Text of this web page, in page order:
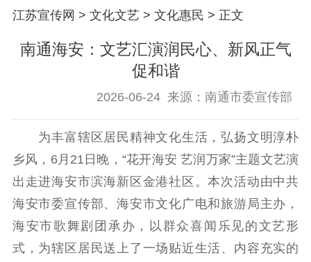
首页
江苏要闻
公示公告
信息公开年度报
告
政策法规
工作动态
理论武装
理论学习 宣传宣讲 研究阐释
江苏宣传网 > 文化文艺> 文化惠民 > 正文
南通海安：文艺汇演润民心、新风正气
促和谐
2026-06-24 来源：南通市委宣传部
为丰富辖区居民精神文化生活，弘扬文明淳朴
乡风，6月21日晚，“花开海安 艺润万家”主题文艺演
出走进海安市滨海新区金港社区。本次活动由中共
海安市委宣传部、海安市文化广电和旅游局主办，
海安市歌舞剧团承办，以群众喜闻乐见的文艺形
式，为辖区居民送上了一场贴近生活、内容充实的